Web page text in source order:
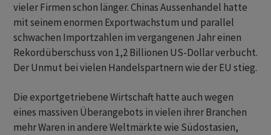
vieler Firmen schon länger. Chinas Aussenhandel hatte
mit seinem enormen Exportwachstum und parallel
schwachen Importzahlen im vergangenen Jahr einen
Rekordüberschuss von 1,2 Billionen US-Dollar verbucht.
Der Unmut bei vielen Handelspartnern wie der EU stieg.
Die exportgetriebene Wirtschaft hatte auch wegen
eines massiven Überangebots in vielen ihrer Branchen
mehr Waren in andere Weltmärkte wie Südostasien,